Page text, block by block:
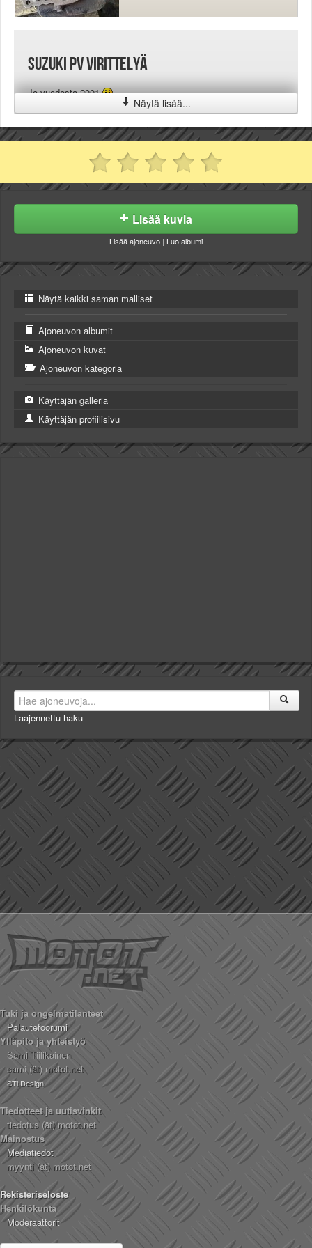
Näytä lisää...
Suzuki PV virittelyä
Jo vuodesta 2001
Lisää kuvia
Lisää ajoneuvo | Luo albumi
Näytä kaikki saman malliset
Ajoneuvon albumit
Ajoneuvon kuvat
Ajoneuvon kategoria
Käyttäjän galleria
Käyttäjän profiilisivu
Laajennettu haku
Tuki ja ongelmatilanteet
Palautefoorumi
Ylläpito ja yhteistyö
Sami Tiilikainen
sami (ät) motot.net
STi Design
Tiedotteet ja uutisvinkit
tiedotus (ät) motot.net
Mainostus
Mediatiedot
myynti (ät) motot.net
Rekisteriseloste
Henkilökunta
Moderaattorit